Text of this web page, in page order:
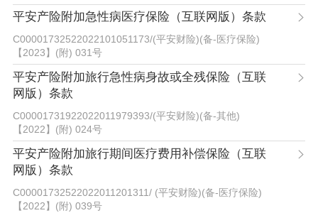
平安产险附加急性病医疗保险（互联网版）条款
C00001732522022101051173/(平安财险)(备-医疗保险)
【2023】(附) 031号
平安产险附加旅行急性病身故或全残保险（互联
网版）条款
C00001731922022011979393/(平安财险)(备-其他)
【2022】(附) 024号
平安产险附加旅行期间医疗费用补偿保险（互联
网版）条款
C00001732522022011201311/(平安财险)(备-医疗保险)
【2022】(附) 039号